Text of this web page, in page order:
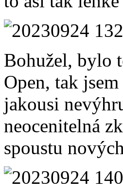
Bohužel, bylo
Open, tak
jakousi
neocenitelná
spoustu